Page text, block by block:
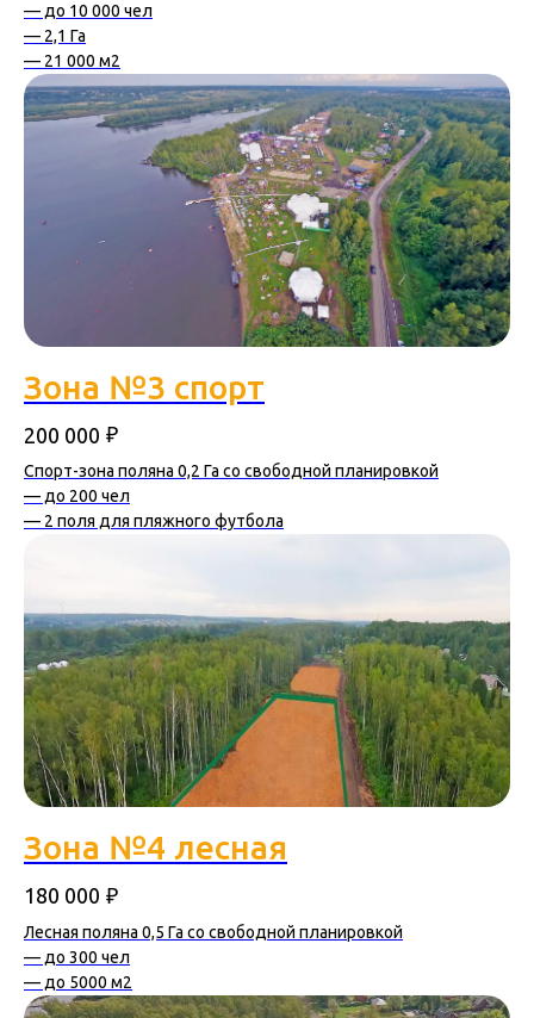
— до 10 000 чел
— 2,1 Га
— 21 000 м2
Зона №3 спорт
200 000 ₽
Спорт-зона поляна 0,2 Га со свободной планировкой
— до 200 чел
— 2 поля для пляжного футбола
Зона №4 лесная
180 000 ₽
Лесная поляна 0,5 Га со свободной планировкой
— до 300 чел
— до 5000 м2